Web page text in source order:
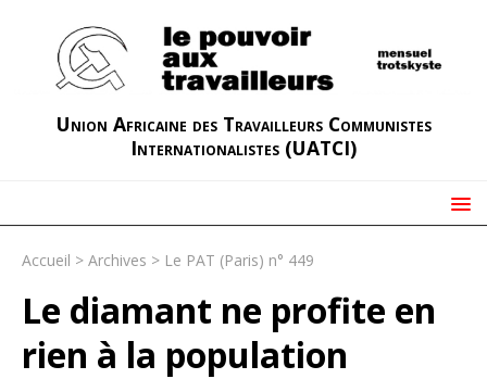
Union Africaine des Travailleurs Communistes
Internationalistes (UATCI)
Accueil > Archives > Le PAT (Paris) n° 449
Le diamant ne profite en
rien à la population